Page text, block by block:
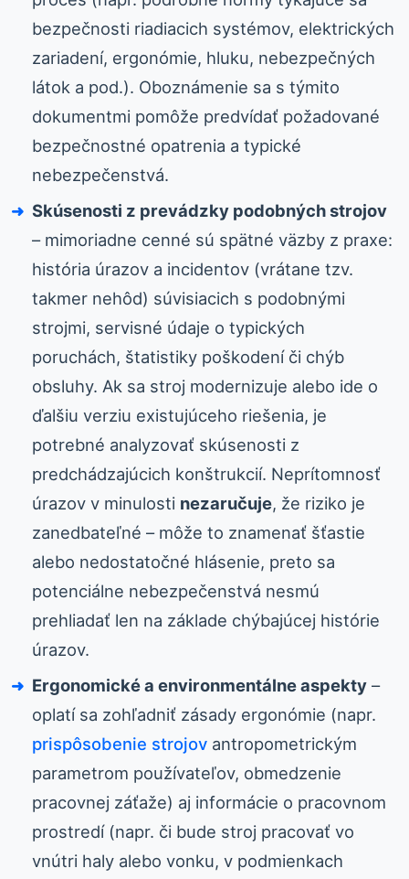
bezpečnosti riadiacich systémov, elektrických
zariadení, ergonómie, hluku, nebezpečných
látok a pod.). Oboznámenie sa s týmito
dokumentmi pomôže predvídať požadované
bezpečnostné opatrenia a typické
nebezpečenstvá.
Skúsenosti z prevádzky podobných strojov
– mimoriadne cenné sú spätné väzby z praxe:
história úrazov a incidentov (vrátane tzv.
takmer nehôd) súvisiacich s podobnými
strojmi, servisné údaje o typických
poruchách, štatistiky poškodení či chýb
obsluhy. Ak sa stroj modernizuje alebo ide o
ďalšiu verziu existujúceho riešenia, je
potrebné analyzovať skúsenosti z
predchádzajúcich konštrukcií. Neprítomnosť
úrazov v minulosti nezaručuje, že riziko je
zanedbateľné – môže to znamenať šťastie
alebo nedostatočné hlásenie, preto sa
potenciálne nebezpečenstvá nesmú
prehliadať len na základe chýbajúcej histórie
úrazov.
Ergonomické a environmentálne aspekty –
oplatí sa zohľadniť zásady ergonómie (napr.
prispôsobenie strojov antropometrickým
parametrom používateľov, obmedzenie
pracovnej záťaže) aj informácie o pracovnom
prostredí (napr. či bude stroj pracovať vo
vnútri haly alebo vonku, v podmienkach